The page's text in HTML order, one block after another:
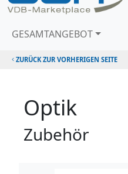
GESAMTANGEBOT
ZURÜCK ZUR VORHERIGEN SEITE
Optik
Zubehör